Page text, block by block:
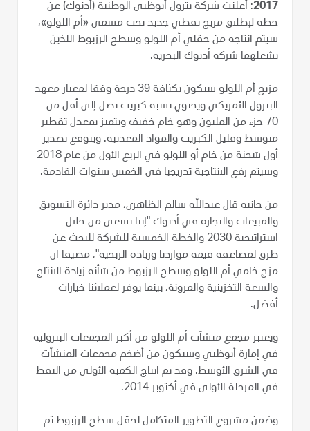
2017: أعلنت شركة بترول أبوظبي الوطنية (أدنوك) عن
خطة لإطلاق مزيج نفطي جديد تحت مسمى «أم اللولو»،
سيتم انتاجه من حقلي أم اللولو وسطح الرزبوط اللذين
تشغلهما شركة أدنوك البحرية.
مزيج أم اللولو سيكون بكثافة 39 درجة وفقا لمعيار معهد
البترول الأمريكي ويحتوي نسبة كبريت تصل إلى أقل من
70 جزء من المليون وهو خام خفيف ويتميز بمعدل تقطير
متوسط وقليل الكبريت والمواد المعدنية. ويتوقع تصدير
أول شحنة من خام أو اللولو في الربع الأول من عام 2018
وسيتم رفع الانتاجية تدريجيا في الخمس سنوات القادمة.
من جانبه قال عبدالله سالم الظاهري، مدير دائرة التسويق
والمبيعات والتجارة في أدنوك "إننا نسعى من خلال
استراتيجية 2030 والخطة الخمسية للشركة للبحث عن
طرق لمضاعفة قيمة مواردنا وزيادة الربحية"، مضيفا ان
مزج خامي أم اللولو وسطح الرزبوط من شأنه زيادة الانتاج
والسعة التخزينية والمرونة، بينما يوفر لعملائنا خيارات
أفضل.
ويعتبر مجمع منشآت أم اللولو من أكبر المجمعات البترولية
في إمارة أبوظبي وسيكون من أضخم مجمعات المنشآت
في الشرق الأوسط. وقد تم انتاج الكمية الأولى من النفط
في المرحلة الأولى في أكتوبر 2014.
وضمن مشروع التطوير المتكامل لحقل سطح الرزبوط تم